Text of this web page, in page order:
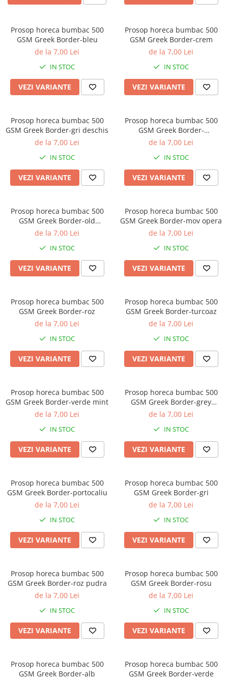
Bumbac satinat
Compatibile cu saltea
140x200cm
200x200cm
200x220cm
Cu elastic
Normal - fara elastic
Alba
Neagra
Galbena
Gri
Mov
Roz
Imprimeu
Cu dungi
Cu inimioare
Cu ursuleti
Prosop horeca bumbac 500
GSM Greek Border-bleu
de la 7,00 Lei
IN STOC
VEZI VARIANTE
Prosop horeca bumbac 500
GSM Greek Border-crem
de la 7,00 Lei
IN STOC
VEZI VARIANTE
Prosop horeca bumbac 500
GSM Greek Border-gri deschis
de la 7,00 Lei
IN STOC
VEZI VARIANTE
Prosop horeca bumbac 500
GSM Greek Border-
mountbatten pink
de la 7,00 Lei
IN STOC
VEZI VARIANTE
Prosop horeca bumbac 500
GSM Greek Border-old
lavander
de la 7,00 Lei
IN STOC
VEZI VARIANTE
Prosop horeca bumbac 500
GSM Greek Border-mov opera
de la 7,00 Lei
IN STOC
VEZI VARIANTE
Prosop horeca bumbac 500
GSM Greek Border-roz
de la 7,00 Lei
IN STOC
VEZI VARIANTE
Prosop horeca bumbac 500
GSM Greek Border-turcoaz
de la 7,00 Lei
IN STOC
VEZI VARIANTE
Prosop horeca bumbac 500
GSM Greek Border-verde mint
de la 7,00 Lei
IN STOC
VEZI VARIANTE
Prosop horeca bumbac 500
GSM Greek Border-grey
essence
de la 7,00 Lei
IN STOC
VEZI VARIANTE
Prosop horeca bumbac 500
GSM Greek Border-portocaliu
de la 7,00 Lei
IN STOC
VEZI VARIANTE
Prosop horeca bumbac 500
GSM Greek Border-gri
de la 7,00 Lei
IN STOC
VEZI VARIANTE
Prosop horeca bumbac 500
GSM Greek Border-roz pudra
de la 7,00 Lei
IN STOC
VEZI VARIANTE
Prosop horeca bumbac 500
GSM Greek Border-rosu
de la 7,00 Lei
IN STOC
VEZI VARIANTE
Prosop horeca bumbac 500
GSM Greek Border-alb
Prosop horeca bumbac 500
GSM Greek Border-verde